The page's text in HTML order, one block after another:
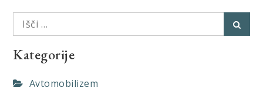
Išči:
Kategorije
Avtomobilizem